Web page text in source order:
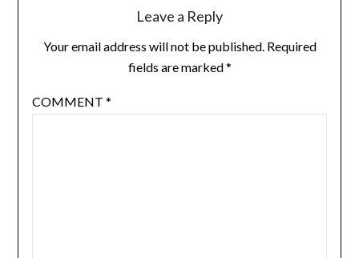
Leave a Reply
Your email address will not be published. Required
fields are marked*
COMMENT *